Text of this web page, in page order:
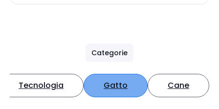
Categorie
Tecnologia Gatto Cane